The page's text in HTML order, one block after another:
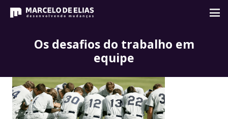
Os desafios do trabalho em
equipe